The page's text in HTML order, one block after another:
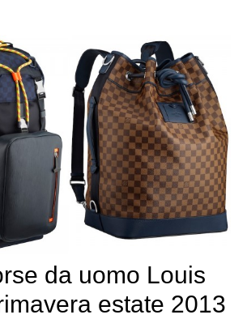
da uomo Louis
estate 2013